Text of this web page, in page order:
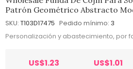
Patrón Geométrico Abstracto
SKU: T103D17475 Pedido mínimo: 3
Personalización y abastecimiento, por
US$1.23 US$1.01